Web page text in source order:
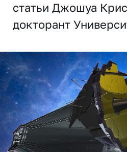
статьи Джошуа
докторант